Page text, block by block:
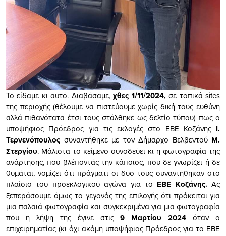
Το είδαμε κι αυτό. Διαβάσαμε,χθες 1/11/2024,σε τοπικά sites
της περιοχής (θέλουμε να πιστεύουμε χωρίς δική τους ευθύνη
αλλά πιθανότατα έτσι τους στάλθηκε ως δελτίο τύπου) πως ο
υποψήφιος Πρόεδρος για τις εκλογές στο ΕΒΕ Κοζάνης Ι.
Τερνενόπουλος συναντήθηκε με τον Δήμαρχο Βελβεντού Μ.
Στεργίου. Μάλιστα το κείμενο συνοδεύει κι η φωτογραφία της
ανάρτησης, που βλέποντάς την κάποιος, που δε γνωρίζει ή δε
θυμάται, νομίζει ότι πράγματι οι δύο τους συναντήθηκαν στο
πλαίσιο του προεκλογικού αγώνα για το ΕΒΕ Κοζάνης. Ας
ξεπεράσουμε όμως το γεγονός της επιλογής ότι πρόκειται για
μιαπαλαιά φωτογραφία και συγκεκριμένα για μια φωτογραφία
που η λήψη της έγινε στις9 Μαρτίου 2024 όταν ο
επιχειρηματίας (κι όχι ακόμη υποψήφιος Πρόεδρος για το ΕΒΕ